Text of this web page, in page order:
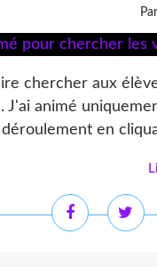
chercher aux
J'ai animé
en